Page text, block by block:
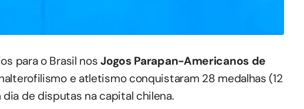
para o Brasil nosJogos Parapan-Americanos de
e atletismo conquistaram 28 medalhas (12
de disputas na capital chilena.